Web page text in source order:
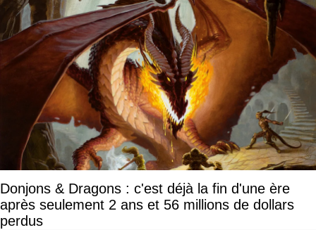
Donjons & Dragons : c'est déjà la fin d'une ère
après seulement 2 ans et 56 millions de dollars
perdus